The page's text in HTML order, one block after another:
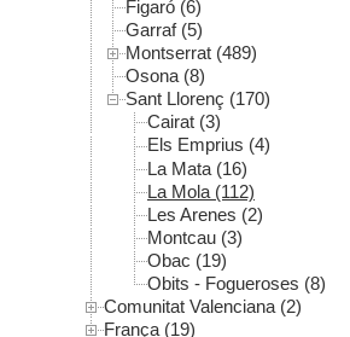
Figaró (6)
Garraf (5)
Montserrat (489)
Osona (8)
Sant Llorenç (170)
Cairat (3)
Els Emprius (4)
La Mata (16)
La Mola (112)
Les Arenes (2)
Montcau (3)
Obac (19)
Obits - Fogueroses (8)
Comunitat Valenciana (2)
França (19)